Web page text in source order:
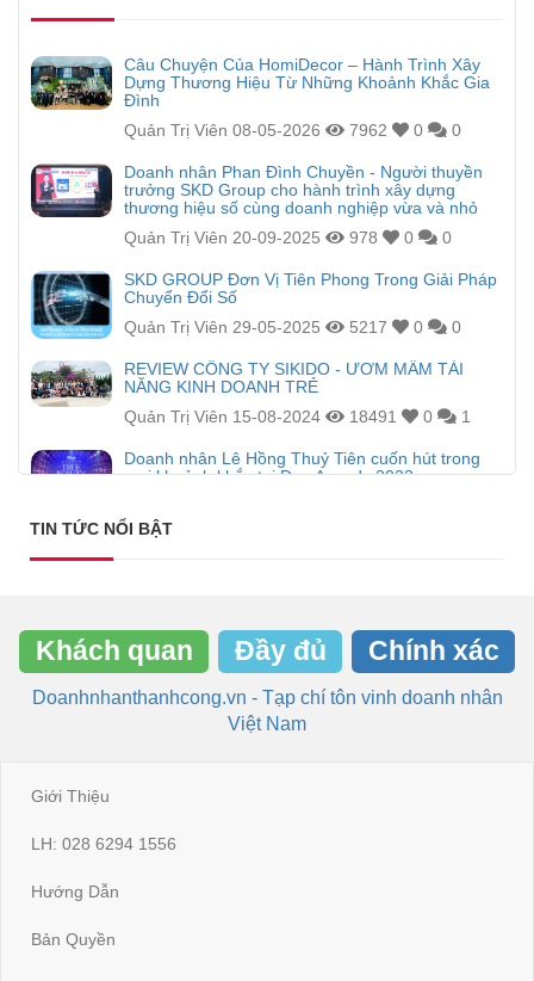
Câu Chuyện Của HomiDecor – Hành Trình Xây
Dựng Thương Hiệu Từ Những Khoảnh Khắc Gia
Đình
Quản Trị Viên 08-05-2026 7962 0 0
Doanh nhân Phan Đình Chuyền - Người thuyền
trưởng SKD Group cho hành trình xây dựng
thương hiệu số cùng doanh nghiệp vừa và nhỏ
Quản Trị Viên 20-09-2025 978 0 0
SKD GROUP Đơn Vị Tiên Phong Trong Giải Pháp
Chuyển Đổi Số
Quản Trị Viên 29-05-2025 5217 0 0
REVIEW CÔNG TY SIKIDO - ƯƠM MẦM TÀI
NĂNG KINH DOANH TRẺ
Quản Trị Viên 15-08-2024 18491 0 1
Doanh nhân Lê Hồng Thuỷ Tiên cuốn hút trong
mọi khoảnh khắc tại Đẹp Awards 2023
TIN TỨC NỔI BẬT
Khách quan Đầy đủ Chính xác
Doanhnhanthanhcong.vn - Tạp chí tôn vinh doanh nhân
Việt Nam
Giới Thiệu
LH: 028 6294 1556
Hướng Dẫn
Bản Quyền